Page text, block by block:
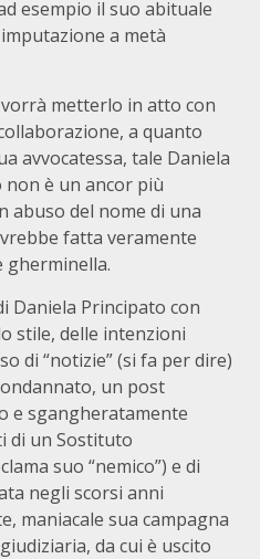
esempio il suo abituale
a metà
metterlo in atto con
a quanto
avvocatessa, tale Daniela
è un ancor più
abuso del nome di una
fatta veramente
gherminella.
Daniela Principato con
stile, delle intenzioni
di “notizie” (si fa per dire)
un post
e sgangheratamente
di un Sostituto
suo “nemico”) e di
negli scorsi anni
maniacale sua campagna
da cui è uscito